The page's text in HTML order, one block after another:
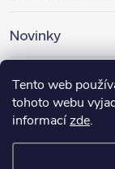
Tento web
tohoto webu
informacízde.
Novinky
Nákupní košík